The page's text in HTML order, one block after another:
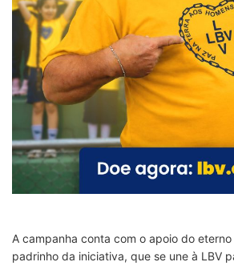
A campanha conta com o apoio do
padrinho da iniciativa, que se une à LBV